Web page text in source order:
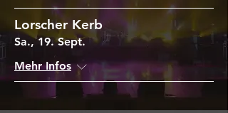
Lorscher Kerb
Sa., 19. Sept.
Mehr Infos